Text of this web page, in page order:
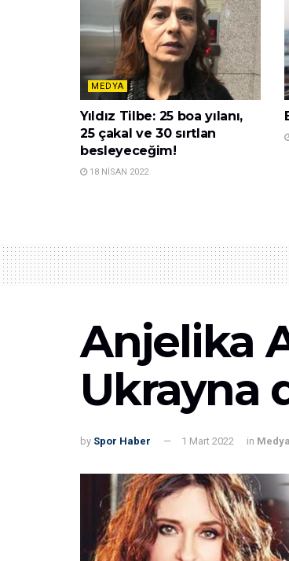
MEDYA
Yıldız Tilbe: 25 boa yılanı,
25 çakal ve 30 sırtlan
besleyeceğim!
18 NISAN 2022
Anjelika
Ukrayna
by Spor Haber 1 Mart 2022 in Medya